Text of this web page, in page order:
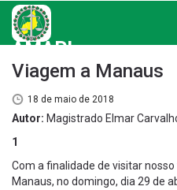
AMAPI
Viagem a Manaus
18 de maio de 2018
Autor: Magistrado Elmar
1
Com a finalidade de visitar
Manaus, no domingo, dia 29 de